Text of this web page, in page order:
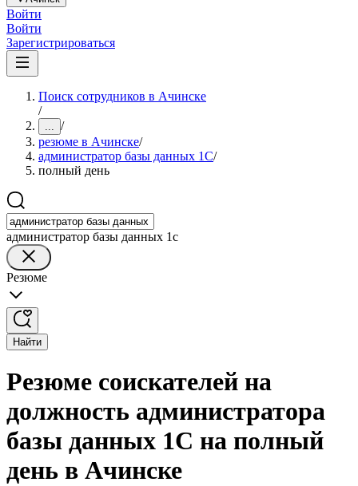
Войти
Войти
Зарегистрироваться
Поиск сотрудников в Ачинске
/
... /
резюме в Ачинске/
администратор базы данных 1С/
полный день
администратор базы данных 1с
Резюме
Найти
Резюме соискателей на
должность администратора
базы данных 1С на полный
день в Ачинске